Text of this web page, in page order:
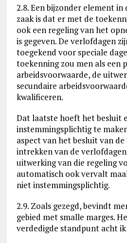
2.8. Een bijzonder element in
zaak is dat er met de
ook een regeling van het
is gegeven. De verlofdagen
toegekend voor speciale
toekenning zou men als een
arbeidsvoorwaarde, de
secundaire
kwalificeren.
Dat laatste hoeft het besluit
instemmingsplichtig te
aspect van het besluit van
intrekken van de
uitwerking van die regeling
automatisch ook vervalt
niet instemmingsplichtig.
2.9. Zoals gezegd, bevindt
gebied met smalle marges.
verdedigde standpunt acht